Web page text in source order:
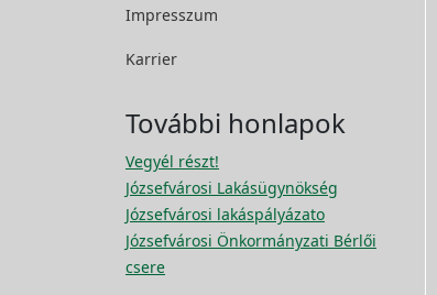
Impresszum
Karrier
További honlapok
Vegyél részt!
Józsefvárosi Lakásügynökség
Józsefvárosi lakáspályázato
Józsefvárosi Önkormányzati Bérlői
csere